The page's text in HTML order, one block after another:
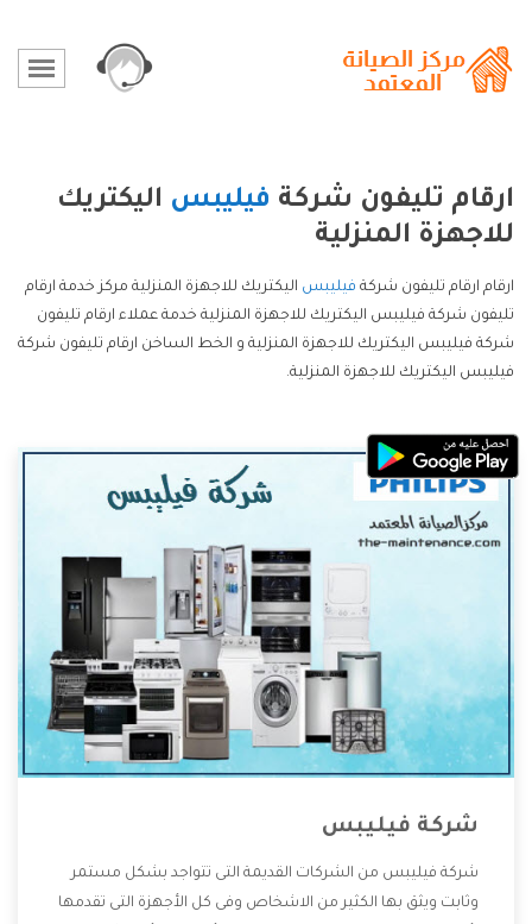
ارقام تليفون شركة فيليبس اليكتريك
للاجهزة المنزلية
ارقام ارقام تليفون شركة فيليبس اليكتريك للاجهزة المنزلية مركز خدمة ارقام
تليفون شركة فيليبس اليكتريك للاجهزة المنزلية خدمة عملاء ارقام تليفون
شركة فيليبس اليكتريك للاجهزة المنزلية و الخط الساخن ارقام تليفون شركة
فيليبس اليكتريك للاجهزة المنزلية.
شركة فيليبس
شركة فيليبس من الشركات القديمة التى تتواجد بشكل مستمر
وثابت ويثق بها الكثير من الاشخاص وفى كل الأجهزة التى تقدمها